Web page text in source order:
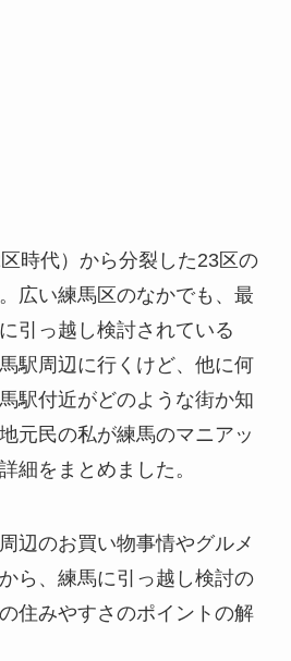
時代）から分裂した23区の
広い練馬区のなかでも、最
引っ越し検討されている
駅周辺に行くけど、他に何
駅付近がどのような街か知
元民の私が練馬のマニアッ
細をまとめました。
辺のお買い物事情やグルメ
ら、練馬に引っ越し検討の
住みやすさのポイントの解